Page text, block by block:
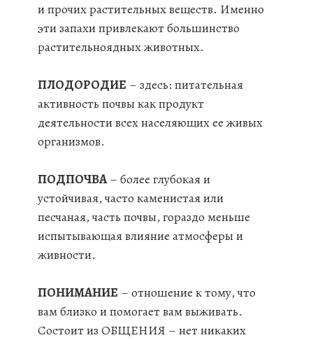
и прочих растительных веществ. Именно
эти запахи привлекают большинство
растительноядных животных.
ПЛОДОРОДИЕ – здесь: питательная
активность почвы как продукт
деятельности всех населяющих ее живых
организмов.
ПОДПОЧВА– более глубокая и
устойчивая, часто каменистая или
песчаная, часть почвы, гораздо меньше
испытывающая влияние атмосферы и
живности.
ПОНИМАНИЕ – отношение к тому, что
вам близко и помогает вам выживать.
Состоит из ОБЩЕНИЯ – нет никаких